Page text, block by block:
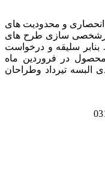
انحصاری و محدودیت های
برشخصی سازی طرح های
سلیقه و درخواست
در فروردین ماه
البسه تیرداد وطراحان